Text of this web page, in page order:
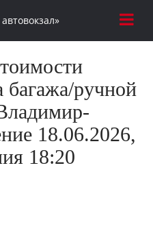
багажа/ручной
18.06.2026,
18:20